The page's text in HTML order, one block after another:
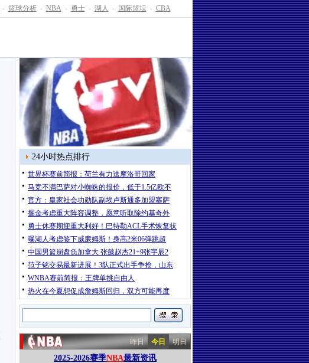
- 篮球分析 - NBA - 勇士 - 湖人 - 国际篮坛 - CBA
24小时热点排行
世界杯赛前简报：荷兰有力送摩洛哥回家
马竞不满巴萨对小蜘蛛的报价，低于1.5亿欧不
官方：皇家社会功勋队副埃卢斯通多加盟塞萨
掘金考虑重大阵容调整，愿意听取除约基奇外
勇士休赛期迎重大利好！巴特勒ACL手术恢复状
曝湖人考虑签下威廉姆斯！身高2米06弹跳超
中国男篮崩盘负加拿大 张懿赵杰21+9张宇辰2
范子铭交易最新进展！3队正式出手争抢，山东
WNBA赛前简报：王牌单挑自由人
热火在今夏想促成詹姆斯回归，双方可能再度
昨日 今日 明日
2025-2026赛季NBA最新资讯